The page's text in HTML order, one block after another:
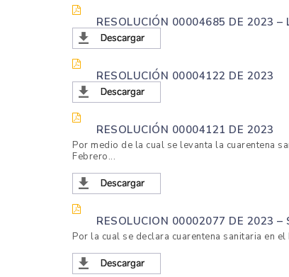
RESOLUCIÓN 00004685 DE 2023
RESOLUCIÓN 00004122 DE 2023
RESOLUCIÓN 00004121 DE 2023
Por medio de la cual se levanta la cuarentena
Febrero...
RESOLUCION 00002077 DE 2023 –
Por la cual se declara cuarentena sanitaria en